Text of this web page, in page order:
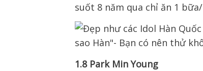
suốt 8 năm qua chỉ ăn 1
1.8 Park Min Young